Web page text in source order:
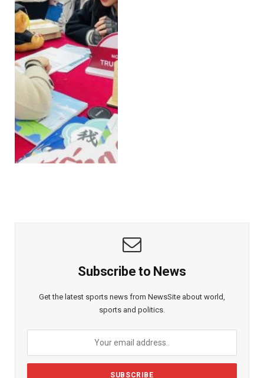
Subscribe to News
Get the latest sports news from NewsSite about world,
sports and politics.